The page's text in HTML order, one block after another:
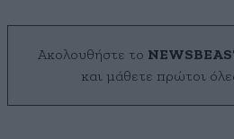
Ακολουθήστε το
και μάθετε πρώτοι